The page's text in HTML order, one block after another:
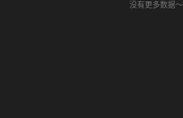
没有更多数据～